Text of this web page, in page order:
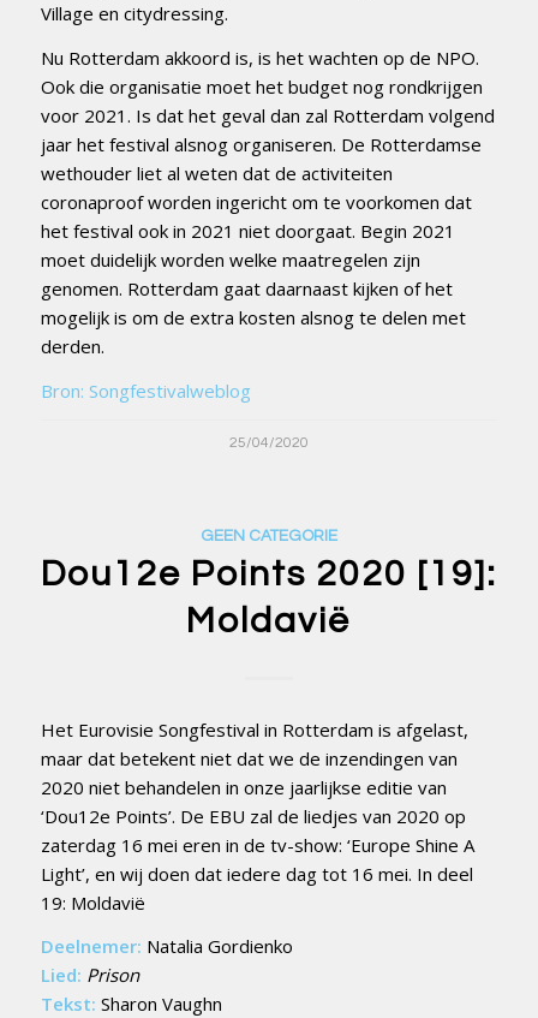
Village en citydressing.
Nu Rotterdam akkoord is, is het wachten op de NPO.
Ook die organisatie moet het budget nog rondkrijgen
voor 2021. Is dat het geval dan zal Rotterdam volgend
jaar het festival alsnog organiseren. De Rotterdamse
wethouder liet al weten dat de activiteiten
coronaproof worden ingericht om te voorkomen dat
het festival ook in 2021 niet doorgaat. Begin 2021
moet duidelijk worden welke maatregelen zijn
genomen. Rotterdam gaat daarnaast kijken of het
mogelijk is om de extra kosten alsnog te delen met
derden.
Bron: Songfestivalweblog
25/04/2020
GEEN CATEGORIE
Dou12e Points 2020 [19]:
Moldavië
Het Eurovisie Songfestival in Rotterdam is afgelast,
maar dat betekent niet dat we de inzendingen van
2020 niet behandelen in onze jaarlijkse editie van
‘Dou12e Points’. De EBU zal de liedjes van 2020 op
zaterdag 16 mei eren in de tv-show: ‘Europe Shine A
Light’, en wij doen dat iedere dag tot 16 mei. In deel
19: Moldavië
Deelnemer: Natalia Gordienko
Lied: Prison
Tekst: Sharon Vaughn